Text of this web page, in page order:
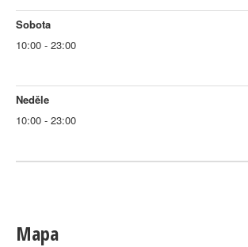
Sobota
10:00 - 23:00
Neděle
10:00 - 23:00
Mapa